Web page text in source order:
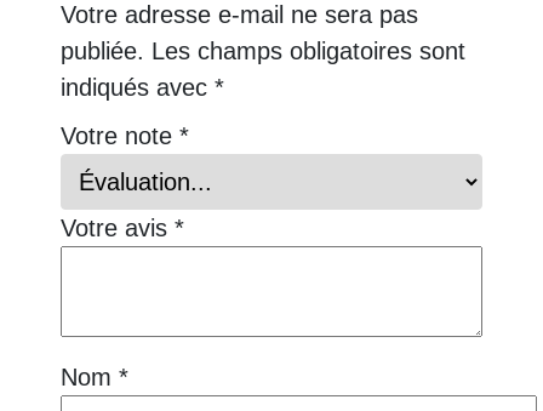
Votre adresse e-mail ne sera pas
publiée. Les champs obligatoires sont
indiqués avec *
Votre note *
Votre avis *
Nom *